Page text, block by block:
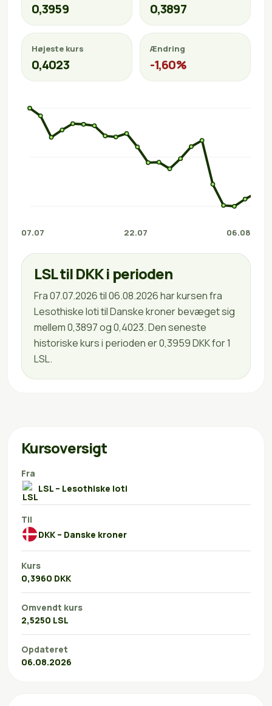
0,3959 0,3897
Højeste kurs
0,4023
Ændring
-1,60%
07.07 22.07 06.08
LSL til DKK i perioden
Fra 07.07.2026 til 06.08.2026 har kursen fra
Lesothiske loti til Danske kroner bevæget sig
mellem 0,3897 og 0,4023. Den seneste
historiske kurs i perioden er 0,3959 DKK for 1
LSL.
Kursoversigt
Fra
LSL – Lesothiske loti
Til
DKK – Danske kroner
Kurs
0,3960 DKK
Omvendt kurs
2,5250 LSL
Opdateret
06.08.2026